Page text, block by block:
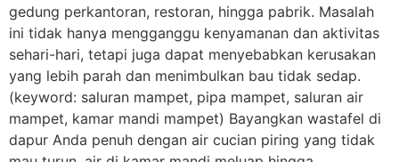
gedung perkantoran, restoran, hingga pabrik. Masalah
ini tidak hanya mengganggu kenyamanan dan aktivitas
sehari-hari, tetapi juga dapat menyebabkan kerusakan
yang lebih parah dan menimbulkan bau tidak sedap.
(keyword: saluran mampet, pipa mampet, saluran air
mampet, kamar mandi mampet) Bayangkan wastafel di
dapur Anda penuh dengan air cucian piring yang tidak